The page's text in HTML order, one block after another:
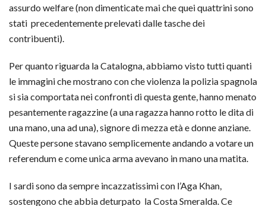
assurdo welfare (non dimenticate mai che quei quattrini sono
stati precedentemente prelevati dalle tasche dei
contribuenti).
Per quanto riguarda la Catalogna, abbiamo visto tutti quanti
le immagini che mostrano con che violenza la polizia spagnola
si sia comportata nei confronti di questa gente, hanno menato
pesantemente ragazzine (a una ragazza hanno rotto le dita di
una mano, una ad una), signore di mezza età e donne anziane.
Queste persone stavano semplicemente andando a votare un
referendum e come unica arma avevano in mano una matita.
I sardi sono da sempre incazzatissimi con l’Aga Khan,
sostengono che abbia deturpato la Costa Smeralda. Ce